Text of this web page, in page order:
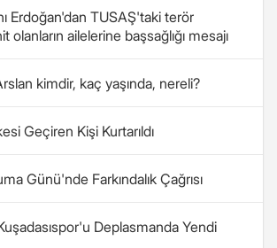
Erdoğan'dan TUSAŞ'taki terör
olanların ailelerine başsağlığı mesajı
kimdir, kaç yaşında, nereli?
Geçiren Kişi Kurtarıldı
Günü'nde Farkındalık Çağrısı
Deplasmanda Yendi